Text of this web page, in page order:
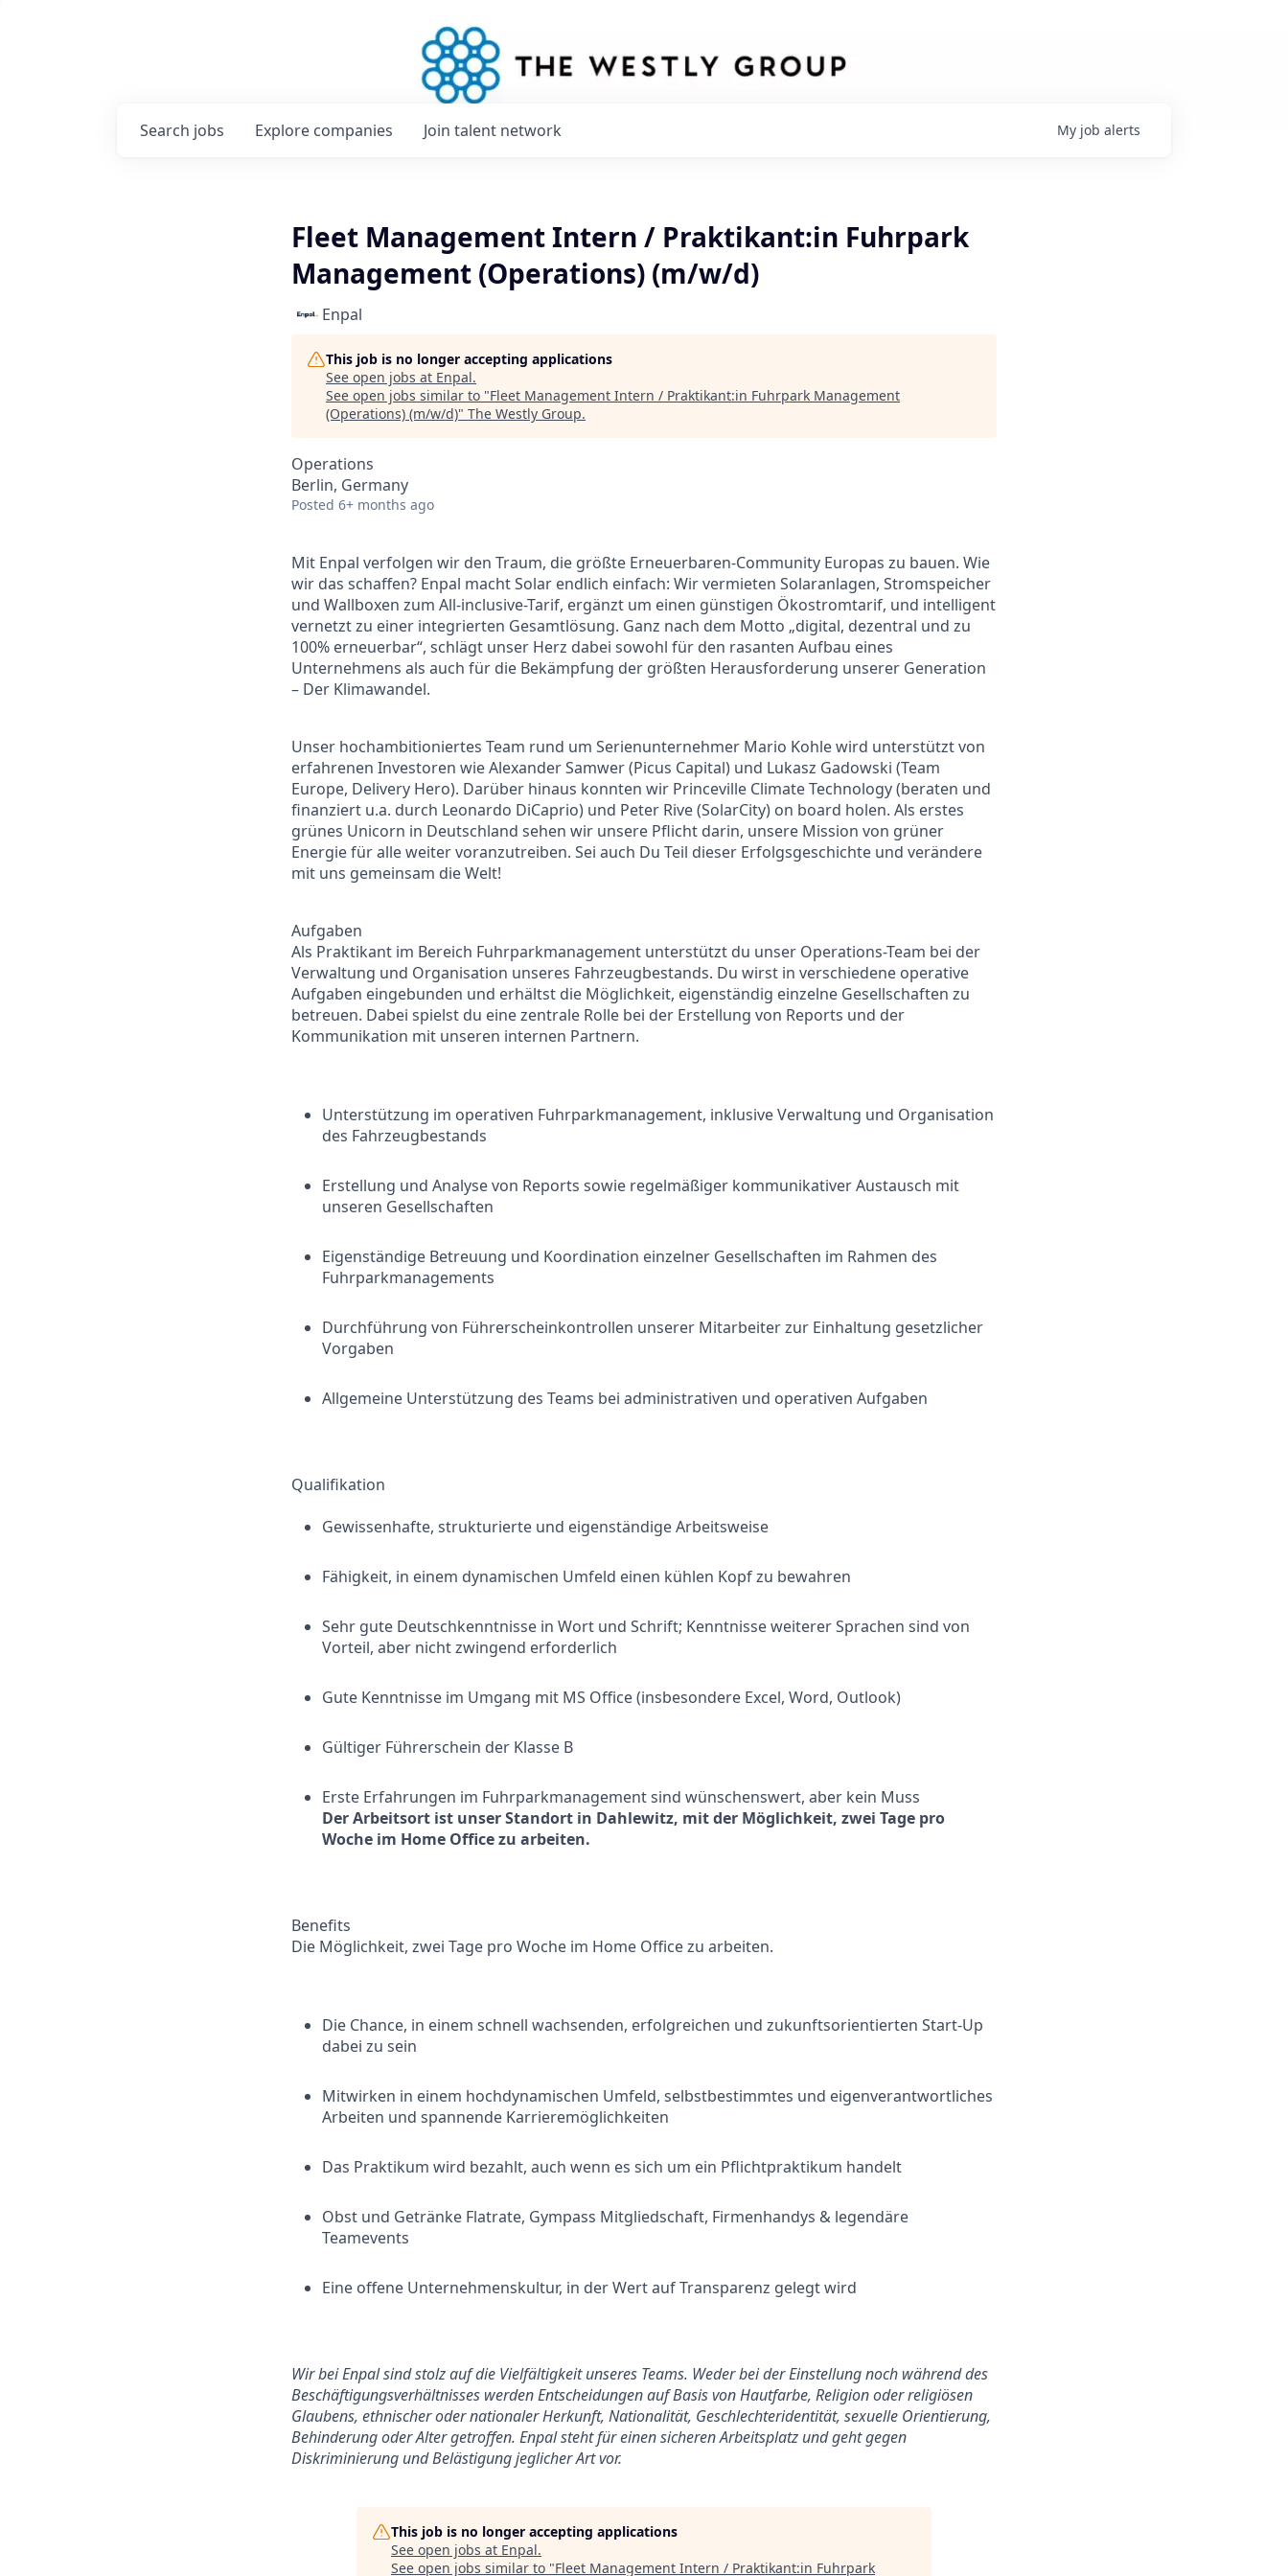
Search jobs Explore companies Join talent network My job alerts
Fleet Management Intern / Praktikant:in Fuhrpark
Management (Operations) (m/w/d)
Enpal
This job is no longer accepting applications
See open jobs at Enpal.
See open jobs similar to "Fleet Management Intern / Praktikant:in Fuhrpark Management
(Operations) (m/w/d)" The Westly Group.
Operations
Berlin, Germany
Posted 6+ months ago
Mit Enpal verfolgen wir den Traum, die größte Erneuerbaren-Community Europas zu bauen. Wie
wir das schaffen? Enpal macht Solar endlich einfach: Wir vermieten Solaranlagen, Stromspeicher
und Wallboxen zum All-inclusive-Tarif, ergänzt um einen günstigen Ökostromtarif, und intelligent
vernetzt zu einer integrierten Gesamtlösung. Ganz nach dem Motto „digital, dezentral und zu
100% erneuerbar“, schlägt unser Herz dabei sowohl für den rasanten Aufbau eines
Unternehmens als auch für die Bekämpfung der größten Herausforderung unserer Generation
– Der Klimawandel.
Unser hochambitioniertes Team rund um Serienunternehmer Mario Kohle wird unterstützt von
erfahrenen Investoren wie Alexander Samwer (Picus Capital) und Lukasz Gadowski (Team
Europe, Delivery Hero). Darüber hinaus konnten wir Princeville Climate Technology (beraten und
finanziert u.a. durch Leonardo DiCaprio) und Peter Rive (SolarCity) on board holen. Als erstes
grünes Unicorn in Deutschland sehen wir unsere Pflicht darin, unsere Mission von grüner
Energie für alle weiter voranzutreiben. Sei auch Du Teil dieser Erfolgsgeschichte und verändere
mit uns gemeinsam die Welt!
Aufgaben
Als Praktikant im Bereich Fuhrparkmanagement unterstützt du unser Operations-Team bei der
Verwaltung und Organisation unseres Fahrzeugbestands. Du wirst in verschiedene operative
Aufgaben eingebunden und erhältst die Möglichkeit, eigenständig einzelne Gesellschaften zu
betreuen. Dabei spielst du eine zentrale Rolle bei der Erstellung von Reports und der
Kommunikation mit unseren internen Partnern.
Unterstützung im operativen Fuhrparkmanagement, inklusive Verwaltung und Organisation
des Fahrzeugbestands
Erstellung und Analyse von Reports sowie regelmäßiger kommunikativer Austausch mit
unseren Gesellschaften
Eigenständige Betreuung und Koordination einzelner Gesellschaften im Rahmen des
Fuhrparkmanagements
Durchführung von Führerscheinkontrollen unserer Mitarbeiter zur Einhaltung gesetzlicher
Vorgaben
Allgemeine Unterstützung des Teams bei administrativen und operativen Aufgaben
Qualifikation
Gewissenhafte, strukturierte und eigenständige Arbeitsweise
Fähigkeit, in einem dynamischen Umfeld einen kühlen Kopf zu bewahren
Sehr gute Deutschkenntnisse in Wort und Schrift; Kenntnisse weiterer Sprachen sind von
Vorteil, aber nicht zwingend erforderlich
Gute Kenntnisse im Umgang mit MS Office (insbesondere Excel, Word, Outlook)
Gültiger Führerschein der Klasse B
Erste Erfahrungen im Fuhrparkmanagement sind wünschenswert, aber kein Muss
Der Arbeitsort ist unser Standort in Dahlewitz, mit der Möglichkeit, zwei Tage pro
Woche im Home Office zu arbeiten.
Benefits
Die Möglichkeit, zwei Tage pro Woche im Home Office zu arbeiten.
Die Chance, in einem schnell wachsenden, erfolgreichen und zukunftsorientierten Start-Up
dabei zu sein
Mitwirken in einem hochdynamischen Umfeld, selbstbestimmtes und eigenverantwortliches
Arbeiten und spannende Karrieremöglichkeiten
Das Praktikum wird bezahlt, auch wenn es sich um ein Pflichtpraktikum handelt
Obst und Getränke Flatrate, Gympass Mitgliedschaft, Firmenhandys & legendäre
Teamevents
Eine offene Unternehmenskultur, in der Wert auf Transparenz gelegt wird
Wir bei Enpal sind stolz auf die Vielfältigkeit unseres Teams. Weder bei der Einstellung noch während des
Beschäftigungsverhältnisses werden Entscheidungen auf Basis von Hautfarbe, Religion oder religiösen
Glaubens, ethnischer oder nationaler Herkunft, Nationalität, Geschlechteridentität, sexuelle Orientierung,
Behinderung oder Alter getroffen. Enpal steht für einen sicheren Arbeitsplatz und geht gegen
Diskriminierung und Belästigung jeglicher Art vor.
This job is no longer accepting applications
See open jobs at Enpal.
See open jobs similar to "Fleet Management Intern / Praktikant:in Fuhrpark